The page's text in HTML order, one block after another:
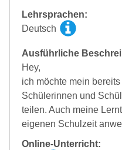
Lehrsprachen:
Deutsch
Ausführliche
Hey,
ich möchte mein
Schülerinnen und
teilen. Auch meine
eigenen Schulzeit
Online-Unterricht: